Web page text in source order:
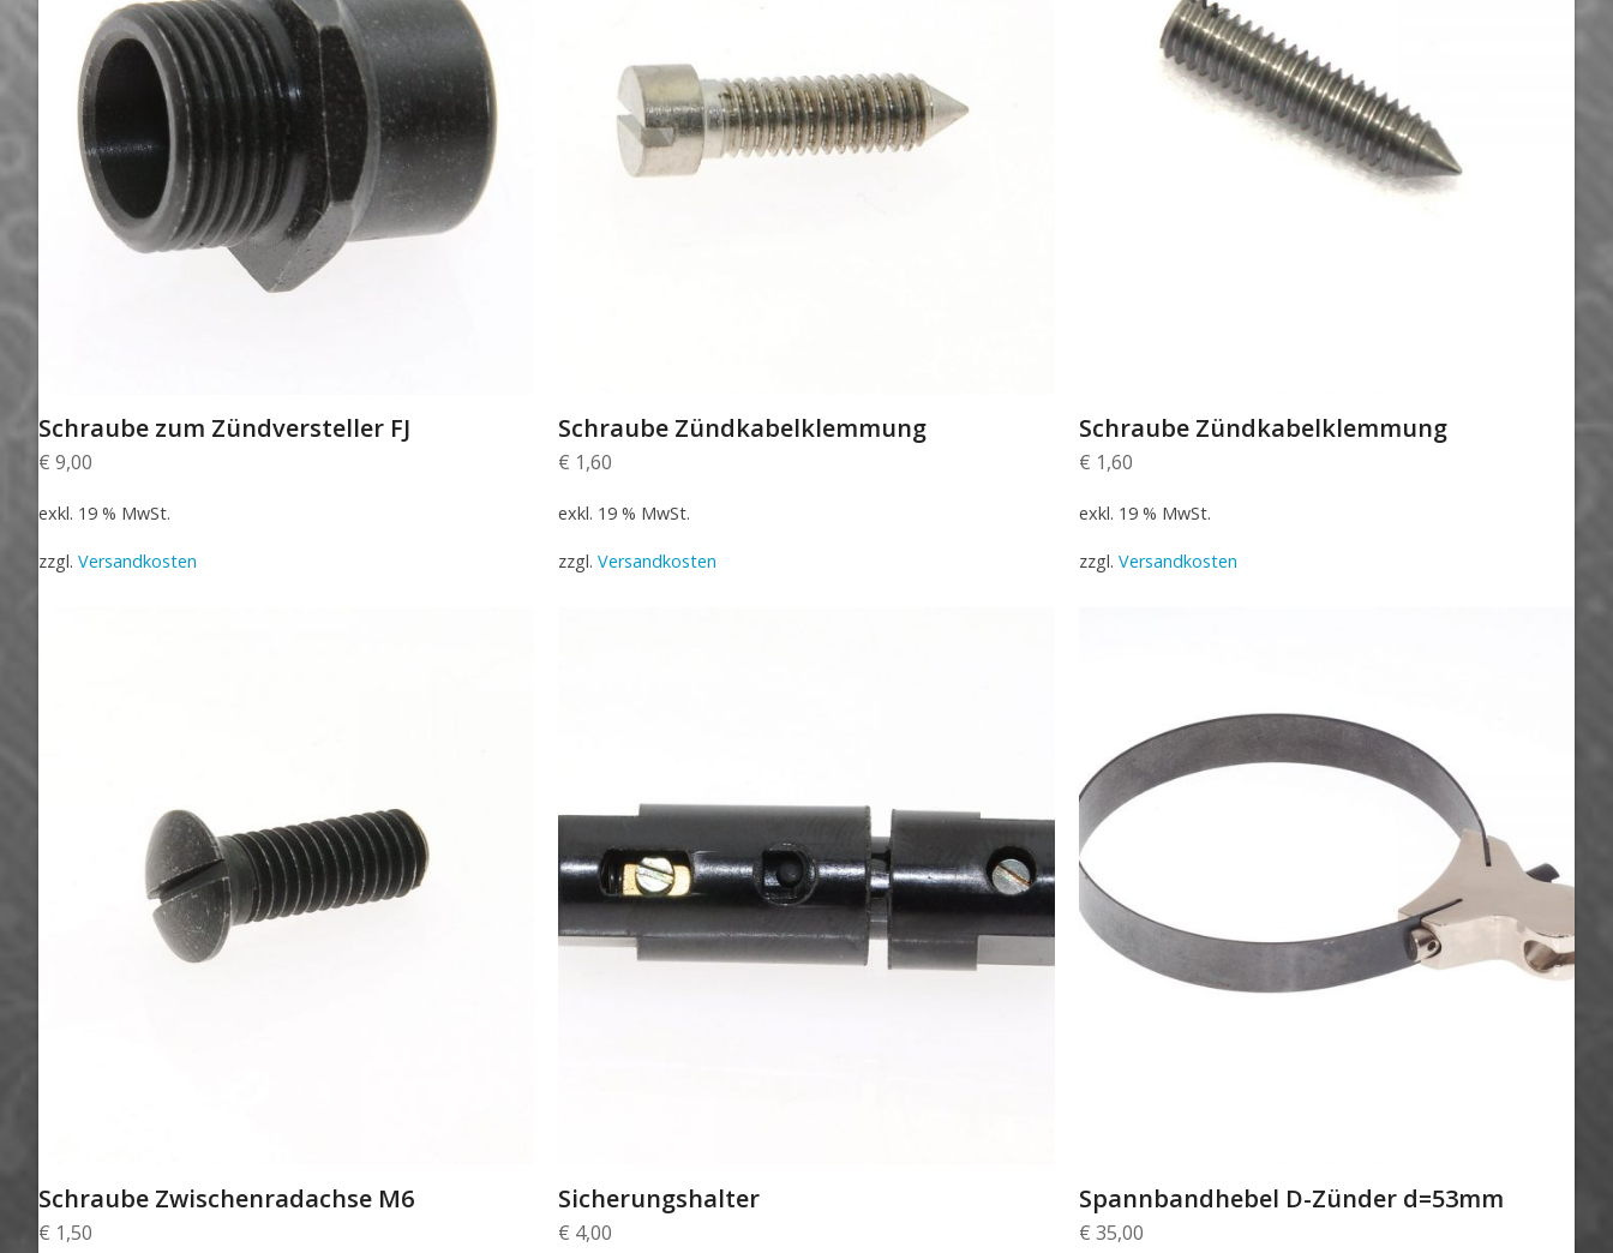
Schraube zum Zündversteller FJ
€ 9,00
exkl. 19 % MwSt.
zzgl. Versandkosten
Schraube Zündkabelklemmung
€ 1,60
exkl. 19 % MwSt.
zzgl.Versandkosten
Schraube Zündkabelklemmung
€ 1,60
exkl. 19 % MwSt.
zzgl. Versandkosten
Schraube Zwischenradachse M6
€ 1,50
Sicherungshalter
€ 4,00
Spannbandhebel D-Zünder d=53mm
€ 35,00